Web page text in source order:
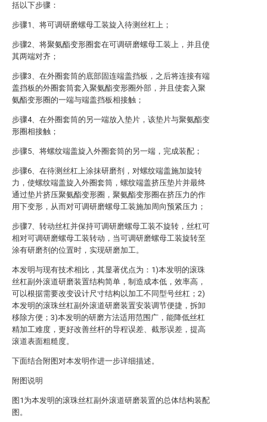
括以下步骤：
步骤1、将可调研磨螺母工装旋入待测丝杠上；
步骤2、将聚氨酯变形圈套在可调研磨螺母工装上，并且使
其两端对齐；
步骤3、在外圈套筒的底部固连端盖挡板，之后将连接有端
盖挡板的外圈套筒套入聚氨酯变形圈外部，并且使套入聚
氨酯变形圈的一端与端盖挡板相接触；
步骤4、在外圈套筒的另一端放入垫片，该垫片与聚氨酯变
形圈相接触；
步骤5、将螺纹端盖旋入外圈套筒的另一端，完成装配；
步骤6、在待测丝杠上涂抹研磨剂，对螺纹端盖施加旋转
力，使螺纹端盖旋入外圈套筒，螺纹端盖挤压垫片并最终
通过垫片挤压聚氨酯变形圈，聚氨酯变形圈在挤压力的作
用下变形，从而对可调研磨螺母工装施加周向预紧压力；
步骤7、转动丝杠并保持可调研磨螺母工装不旋转，丝杠可
相对可调研磨螺母工装转动，当可调研磨螺母工装旋转至
涂有研磨剂的位置时，实现研磨加工。
本发明与现有技术相比，其显著优点为：1)本发明的滚珠
丝杠副外滚道研磨装置结构简单，制造成本低，效率高，
可以根据需要改变设计尺寸结构以加工不同型号丝杠；2)
本发明的滚珠丝杠副外滚道研磨装置安装调节便捷，拆卸
移除方便；3)本发明的研磨方法适用范围广，能降低丝杠
精加工难度，更好改善丝杆的导程误差、截形误差，提高
滚道表面粗糙度。
下面结合附图对本发明作进一步详细描述。
附图说明
图1为本发明的滚珠丝杠副外滚道研磨装置的总体结构装配
图。